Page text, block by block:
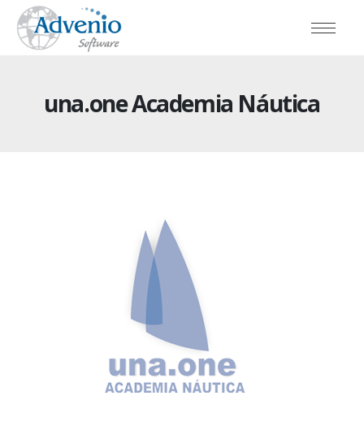
una.one Academia Náutica